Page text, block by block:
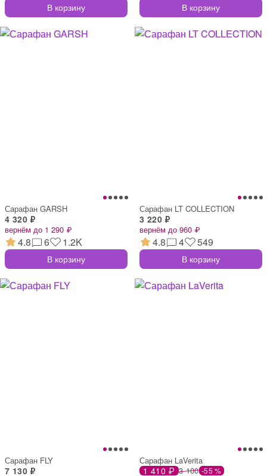
В корзину В корзину
Сарафан GARSH
4 320 ₽
вернём до 1 290 ₽
4.8 6 1.2K
В корзину
Сарафан LT COLLECTION
3 220 ₽
вернём до 960 ₽
4.8 4 549
В корзину
Сарафан FLY
7 130 ₽
Сарафан LaVerita
1 410 ₽ 3 100 -55 %